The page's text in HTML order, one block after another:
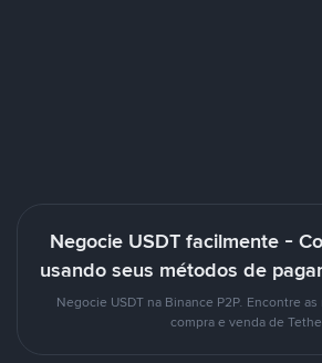
Negocie USDT facilmente -
usando seus métodos de
Negocie USDT na Binance P2P. Encontre
compra e venda de